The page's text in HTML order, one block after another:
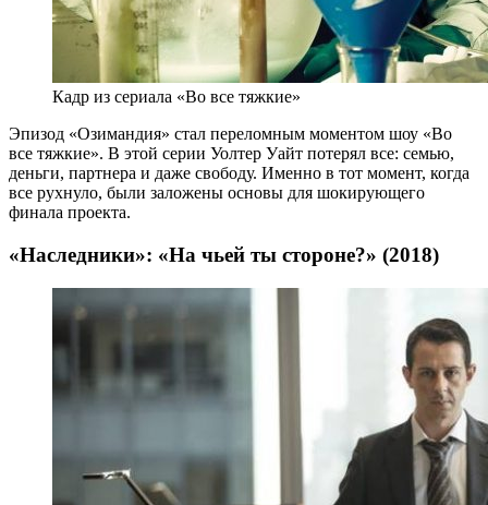
Кадр из сериала «Во все тяжкие»
Эпизод «Озимандия» стал переломным моментом шоу «Во
все тяжкие». В этой серии Уолтер Уайт потерял все: семью,
деньги, партнера и даже свободу. Именно в тот момент, когда
все рухнуло, были заложены основы для шокирующего
финала проекта.
«Наследники»: «На чьей ты стороне?» (2018)